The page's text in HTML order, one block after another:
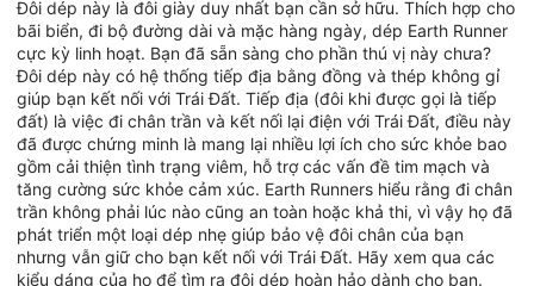
Đôi dép này là đôi giày duy nhất bạn cần sở hữu. Thích hợp cho
bãi biển, đi bộ đường dài và mặc hàng ngày, dép Earth Runner
cực kỳ linh hoạt. Bạn đã sẵn sàng cho phần thú vị này chưa?
Đôi dép này có hệ thống tiếp địa bằng đồng và thép không gỉ
giúp bạn kết nối với Trái Đất. Tiếp địa (đôi khi được gọi là tiếp
đất) là việc đi chân trần và kết nối lại điện với Trái Đất, điều này
đã được chứng minh là mang lại nhiều lợi ích cho sức khỏe bao
gồm cải thiện tình trạng viêm, hỗ trợ các vấn đề tim mạch và
tăng cường sức khỏe cảm xúc. Earth Runners hiểu rằng đi chân
trần không phải lúc nào cũng an toàn hoặc khả thi, vì vậy họ đã
phát triển một loại dép nhẹ giúp bảo vệ đôi chân của bạn
nhưng vẫn giữ cho bạn kết nối với Trái Đất. Hãy xem qua các
kiểu dáng của họ để tìm ra đôi dép hoàn hảo dành cho bạn.